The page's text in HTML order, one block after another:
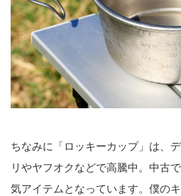
ちなみに「ロッキーカップ」は、
リやヤフオクなどで高騰中。中古
気アイテムとなっています。僕の